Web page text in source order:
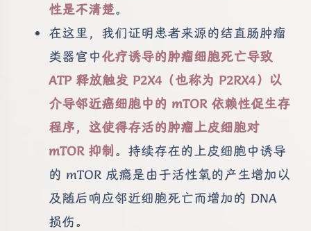
性是不清楚。
在这里，我们证明患者来源的结直肠肿瘤
类器官中化疗诱导的肿瘤细胞死亡导致
ATP 释放触发 P2X4（也称为 P2RX4）以
介导邻近癌细胞中的 mTOR 依赖性促生存
程序，这使得存活的肿瘤上皮细胞对
mTOR 抑制。持续存在的上皮细胞中诱导
的 mTOR 成瘾是由于活性氧的产生增加以
及随后响应邻近细胞死亡而增加的 DNA
损伤。